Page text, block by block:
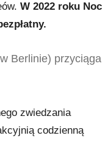
W 2022 roku Noc
Berlinie) przyciąga
zwiedzania
codzienną